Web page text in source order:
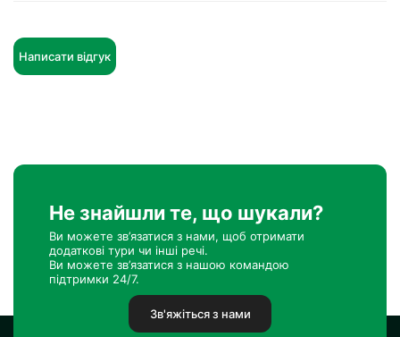
Написати відгук
Не знайшли те, що шукали?
Ви можете зв’язатися з нами, щоб отримати
додаткові тури чи інші речі.
Ви можете зв’язатися з нашою командою
підтримки 24/7.
Зв'яжіться з нами